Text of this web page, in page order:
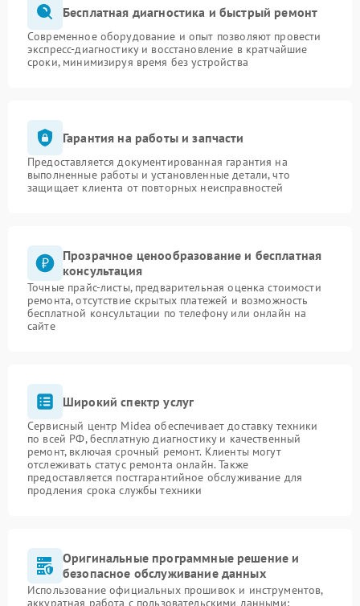
Бесплатная диагностика и быстрый ремонт
Современное оборудование и опыт позволяют провести
экспресс-диагностику и восстановление в кратчайшие
сроки, минимизируя время без устройства
Гарантия на работы и запчасти
Предоставляется документированная гарантия на
выполненные работы и установленные детали, что
защищает клиента от повторных неисправностей
Прозрачное ценообразование и бесплатная
консультация
Точные прайс-листы, предварительная оценка стоимости
ремонта, отсутствие скрытых платежей и возможность
бесплатной консультации по телефону или онлайн на
сайте
Широкий спектр услуг
Сервисный центр Midea обеспечивает доставку техники
по всей РФ, бесплатную диагностику и качественный
ремонт, включая срочный ремонт. Клиенты могут
отслеживать статус ремонта онлайн. Также
предоставляется постгарантийное обслуживание для
продления срока службы техники
Оригинальные программные решение и
безопасное обслуживание данных
Использование официальных прошивок и инструментов,
аккуратная работа с пользовательскими данными: